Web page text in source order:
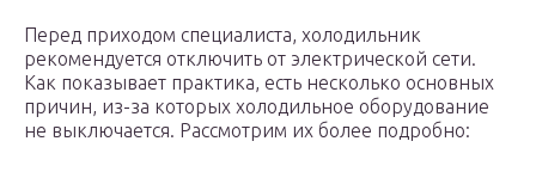
Перед приходом специалиста, холодильник
рекомендуется отключить от электрической сети.
Как показывает практика, есть несколько основных
причин, из-за которых холодильное оборудование
не выключается. Рассмотрим их более подробно: